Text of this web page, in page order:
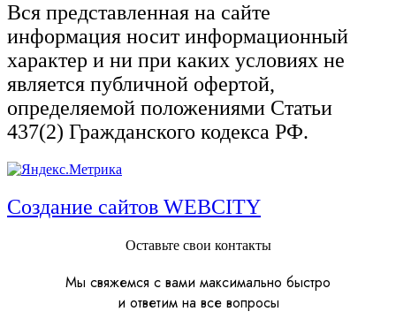
Вся представленная на сайте
информация носит информационный
характер и ни при каких условиях не
является публичной офертой,
определяемой положениями Статьи
437(2) Гражданского кодекса РФ.
Создание сайтов WEBCITY
Оставьте свои контакты
Мы свяжемся с вами максимально быстро
и ответим на все вопросы